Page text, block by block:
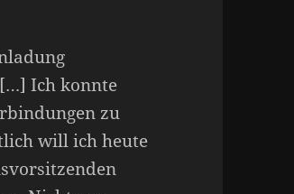
Ich konnte
zu
will ich heute